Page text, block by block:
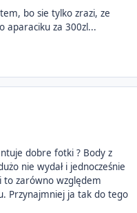
bo sie tylko zrazi, ze
aparaciku za 300zl...
dobre fotki ? Body z
nie wydał i jednocześnie
to zarówno względem
Przynajmniej ja tak do tego